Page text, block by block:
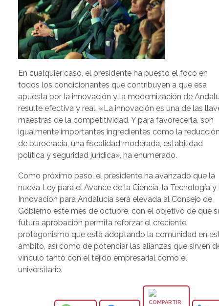
En cualquier caso, el presidente ha puesto el foco en
todos los condicionantes que contribuyen a que esa
apuesta por la innovación y la modernización de
resulte efectiva y real. «La innovación es una de las
maestras de la competitividad. Y para favorecerla, son
igualmente importantes ingredientes como la
de burocracia, una fiscalidad moderada, estabilidad
política y seguridad jurídica», ha enumerado.
Como próximo paso, el presidente ha avanzado que la
nueva Ley para el Avance de la Ciencia, la Tecnología y
Innovación para Andalucía será elevada al Consejo de
Gobierno este mes de octubre, con el objetivo de que
futura aprobación permita reforzar el creciente
protagonismo que está adoptando la comunidad en
ámbito, así como de potenciar las alianzas que sirven
vínculo tanto con el tejido empresarial como el
universitario.